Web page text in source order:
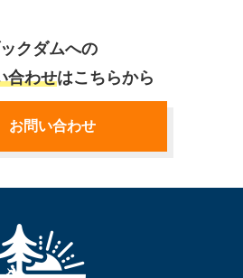
クダムへの
合わせはこちらから
お問い合わせ